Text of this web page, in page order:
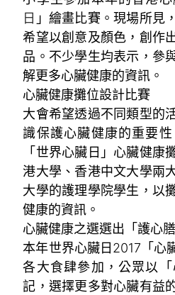
日 」繪畫比賽。現場所見
希望以創意及顏色，創作
品。不少學生均表示，參
解更多心臟健康的資訊。
心臟健康攤位設計比賽
大會希望透過不同類型的
識保護心臟健康的重要
「世界心臟日」心臟健康
港大學、香港中文大學兩
大學的護理學院學生，以
健康的資訊。
心臟健康之選選出「護心膳
本年世界心臟日2017「心
各大食肆參加，公眾以
記，選擇更多對心臟有益